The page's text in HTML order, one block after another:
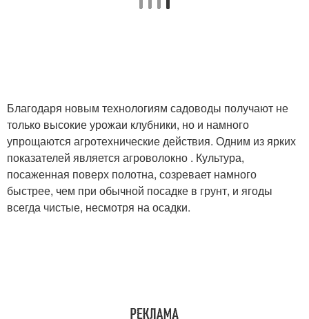
Клубники под пленкой
Благодаря новым технологиям садоводы получают не
только высокие урожаи клубники, но и намного
упрощаются агротехнические действия. Одним из ярких
показателей является агроволокно . Культура,
посаженная поверх полотна, созревает намного
быстрее, чем при обычной посадке в грунт, и ягоды
всегда чистые, несмотря на осадки.